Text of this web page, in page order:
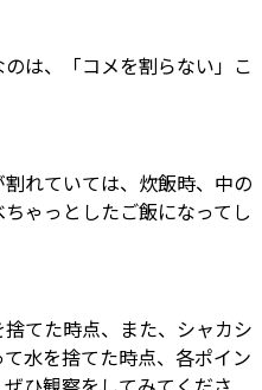
は、「コメを割らない」こ
れていては、炊飯時、中の
ゃっとしたご飯になってし
てた時点、また、シャカシ
水を捨てた時点、各ポイン